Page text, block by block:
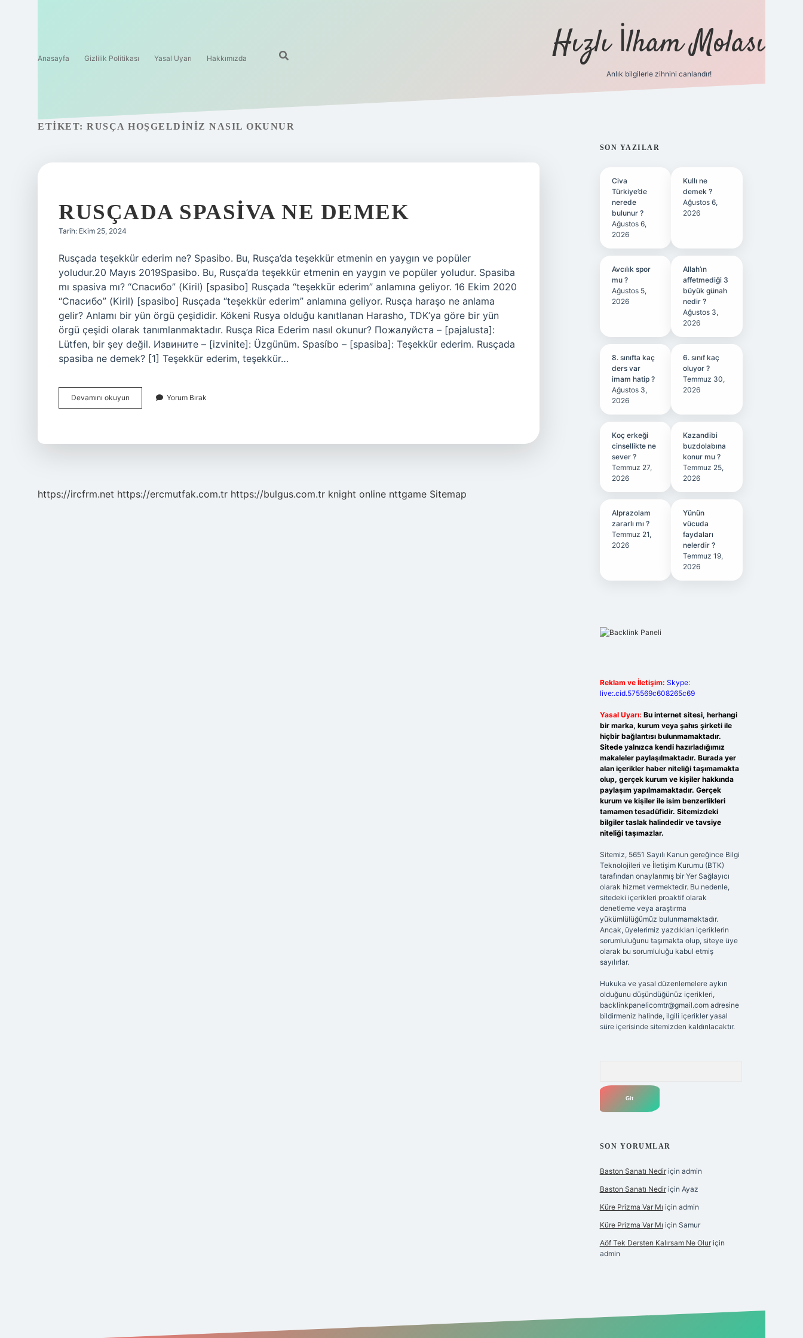
Anasayfa Gizlilik Politikası Yasal Uyarı Hakkımızda Hızlı İlham Molası
Anlık bilgilerle zihnini canlandır!
ETIKET: RUSÇA HOŞGELDINIZ NASIL OKUNUR
RUSÇADA SPASIVA NE DEMEK
Tarih: Ekim 25, 2024
Rusçada teşekkür ederim ne? Spasibo. Bu, Rusça’da teşekkür etmenin en yaygın ve popüler
yoludur.20 Mayıs 2019Spasibo. Bu, Rusça’da teşekkür etmenin en yaygın ve popüler yoludur. Spasiba
mı spasiva mı? “Спасибо” (Kiril) [spasibo] Rusçada “teşekkür ederim” anlamına geliyor. 16 Ekim 2020
“Спасибо” (Kiril) [spasibo] Rusçada “teşekkür ederim” anlamına geliyor. Rusça haraşo ne anlama
gelir? Anlamı bir yün örgü çeşididir. Kökeni Rusya olduğu kanıtlanan Harasho, TDK’ya göre bir yün
örgü çeşidi olarak tanımlanmaktadır. Rusça Rica Ederim nasıl okunur? Пожалуйста – [pajalusta]:
Lütfen, bir şey değil. Извините – [izvinite]: Üzgünüm. Spasíbo – [spasiba]: Teşekkür ederim. Rusçada
spasiba ne demek? [1] Teşekkür ederim, teşekkür…
Devamını okuyun Rusçada
Spasiva
Yorum Bırak
https://ircfrm.net https://ercmutfak.com.tr https://bulgus.com.tr knight online nttgame Sitemap
SIDEBAR
SON YAZILAR
Civa
Türkiye’de
nerede
bulunur ?
Ağustos 6,
2026
Kullı ne
demek ?
Ağustos 6,
2026
Avcılık spor
mu ?
Ağustos 5,
2026
Allah’ın
affetmediği 3
büyük günah
nedir ?
Ağustos 3,
2026
8. sınıfta kaç
ders var
imam hatip ?
Ağustos 3,
2026
6. sınıf kaç
oluyor ?
Temmuz 30,
2026
Koç erkeği
cinsellikte ne
sever ?
Temmuz 27,
2026
Kazandibi
buzdolabına
konur mu ?
Temmuz 25,
2026
Alprazolam
zararlı mı ?
Temmuz 21,
2026
Yünün
vücuda
faydaları
nelerdir ?
Temmuz 19,
2026
Reklam ve İletişim: Skype:
live:.cid.575569c608265c69
Yasal Uyarı: Bu internet sitesi, herhangi
bir marka, kurum veya şahıs şirketi ile
hiçbir bağlantısı bulunmamaktadır.
Sitede yalnızca kendi hazırladığımız
makaleler paylaşılmaktadır. Burada yer
alan içerikler haber niteliği taşımamakta
olup, gerçek kurum ve kişiler hakkında
paylaşım yapılmamaktadır. Gerçek
kurum ve kişiler ile isim benzerlikleri
tamamen tesadüfidir. Sitemizdeki
bilgiler taslak halindedir ve tavsiye
niteliği taşımazlar.
Sitemiz, 5651 Sayılı Kanun gereğince Bilgi
Teknolojileri ve İletişim Kurumu (BTK)
tarafından onaylanmış bir Yer Sağlayıcı
olarak hizmet vermektedir. Bu nedenle,
sitedeki içerikleri proaktif olarak
denetleme veya araştırma
yükümlülüğümüz bulunmamaktadır.
Ancak, üyelerimiz yazdıkları içeriklerin
sorumluluğunu taşımakta olup, siteye üye
olarak bu sorumluluğu kabul etmiş
sayılırlar.
Hukuka ve yasal düzenlemelere aykırı
olduğunu düşündüğünüz içerikleri,
backlinkpanelicomtr@gmail.comadresine
bildirmeniz halinde, ilgili içerikler yasal
süre içerisinde sitemizden kaldırılacaktır.
SON YORUMLAR
Baston Sanatı Nediriçin admin
Baston Sanatı Nediriçin Ayaz
Küre Prizma Var Mı için admin
Küre Prizma Var Mı için Samur
Aöf Tek Dersten Kalırsam Ne Oluriçin
admin